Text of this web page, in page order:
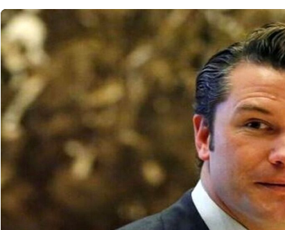
واکنش اصحاب رسانه اصفهان به اقدام اخیر اتحادیه
اروپا